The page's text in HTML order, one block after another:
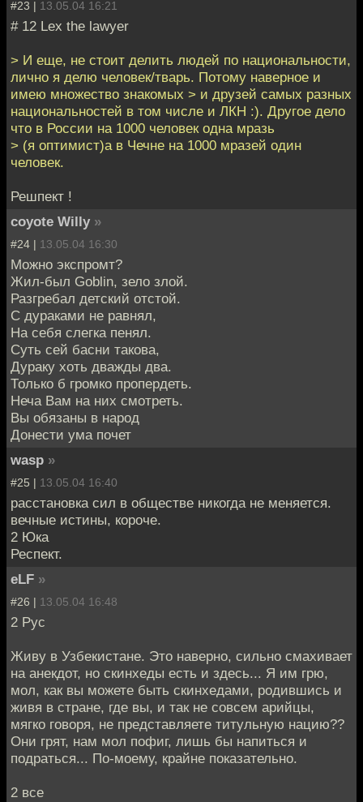
#23 | 13.05.04 16:21
# 12 Lex the lawyer
> И еще, не стоит делить людей по национальности,
лично я делю человек/тварь. Потому наверное и
имею множество знакомых > и друзей самых разных
национальностей в том числе и ЛКН :). Другое дело
что в России на 1000 человек одна мразь
> (я оптимист)а в Чечне на 1000 мразей один
человек.
Решпект !
coyote Willy »
#24 | 13.05.04 16:30
Можно экспромт?
Жил-был Goblin, зело злой.
Разгребал детский отстой.
С дураками не равнял,
На себя слегка пенял.
Суть сей басни такова,
Дураку хоть дважды два.
Только б громко пропердеть.
Неча Вам на них смотреть.
Вы обязаны в народ
Донести ума почет
wasp »
#25 | 13.05.04 16:40
расстановка сил в обществе никогда не меняется.
вечные истины, короче.
2 Юка
Респект.
eLF »
#26 | 13.05.04 16:48
2 Рус
Живу в Узбекистане. Это наверно, сильно смахивает
на анекдот, но скинхеды есть и здесь... Я им грю,
мол, как вы можете быть скинхедами, родившись и
живя в стране, где вы, и так не совсем арийцы,
мягко говоря, не представляете титульную нацию??
Они грят, нам мол пофиг, лишь бы напиться и
подраться... По-моему, крайне показательно.
2 все